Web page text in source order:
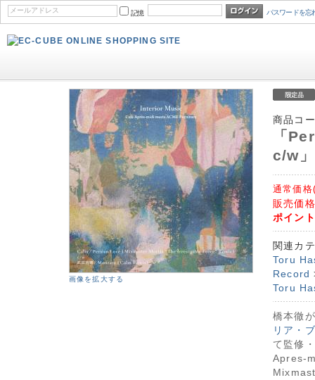
記憶 パスワードを忘
画像を拡大する
商品コ
「
c/w」
通常価
販売価
ポイン
関連カ
Toru
Record
Toru
橋本徹が
リア・
て監修
Apres-